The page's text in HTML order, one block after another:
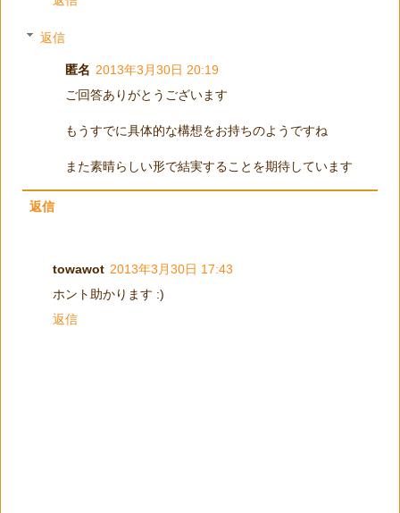
返信
匿名 2013年3月30日 20:19
ご回答ありがとうございます
もうすでに具体的な構想をお持ちのようですね
また素晴らしい形で結実することを期待しています
返信
towawot 2013年3月30日 17:43
ホント助かります :)
返信